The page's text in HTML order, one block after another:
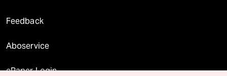
Feedback
Aboservice
ePaper Login